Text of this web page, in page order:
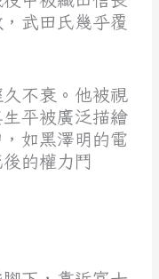
武田氏幾乎覆
不衰。他被視
平被廣泛描繪
如黑澤明的電
的權力鬥